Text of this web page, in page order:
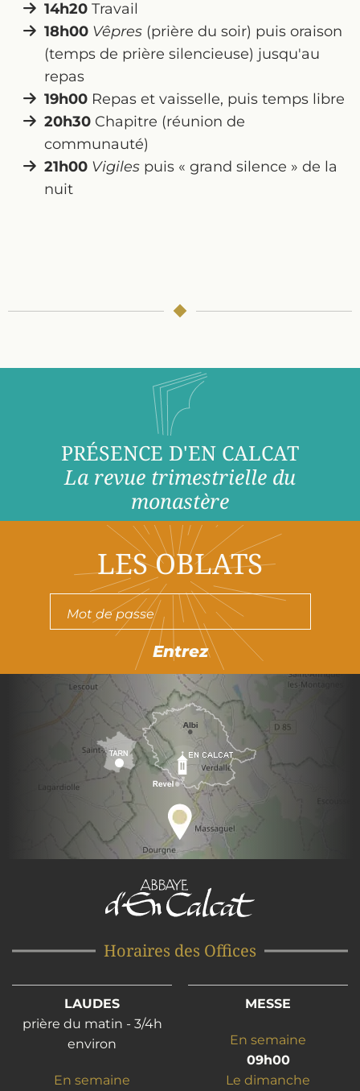
14h20 Travail
18h00 Vêpres (prière du soir) puis oraison
(temps de prière silencieuse) jusqu'au
repas
19h00 Repas et vaisselle, puis temps libre
20h30 Chapitre (réunion de
communauté)
21h00 Vigiles puis « grand silence » de la
nuit
PRÉSENCE D'EN CALCAT
La revue trimestrielle du
monastère
LES OBLATS
Entrez
Horaires des Offices
LAUDES
prière du matin - 3/4h
environ
En semaine
MESSE
En semaine
09h00
Le dimanche